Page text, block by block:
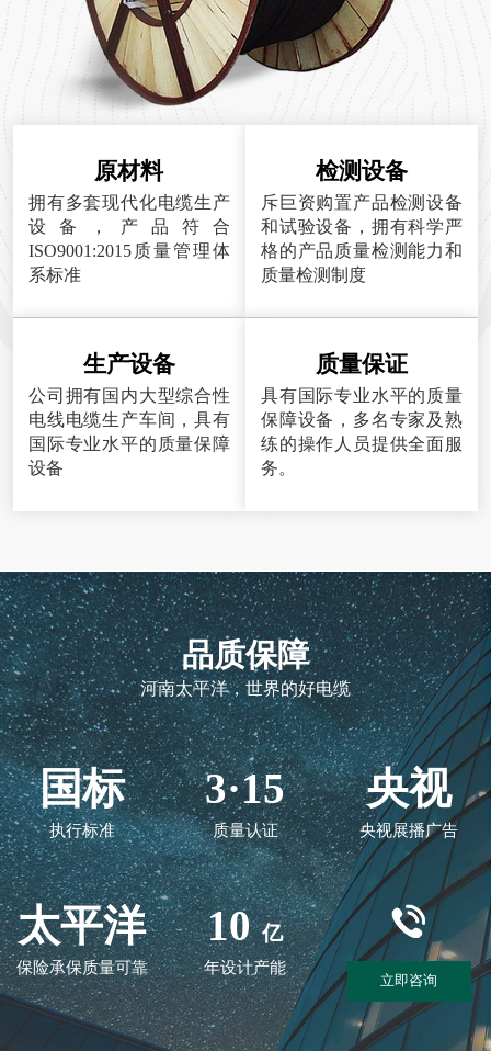
原材料
拥有多套现代化电缆生产
设备，产品符合
ISO9001:2015质量管理体
系标准
检测设备
斥巨资购置产品检测设备
和试验设备，拥有科学严
格的产品质量检测能力和
质量检测制度
生产设备
公司拥有国内大型综合性
电线电缆生产车间，具有
国际专业水平的质量保障
设备
质量保证
具有国际专业水平的质量
保障设备，多名专家及熟
练的操作人员提供全面服
务。
品质保障
河南太平洋，世界的好电缆
国标
执行标准
3·15
质量认证
央视
央视展播广告
太平洋
保险承保质量可靠
10 亿
年设计产能
立即咨询